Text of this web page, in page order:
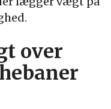
over